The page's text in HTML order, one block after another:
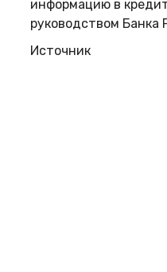
информацию в
руководством Банка
Источник